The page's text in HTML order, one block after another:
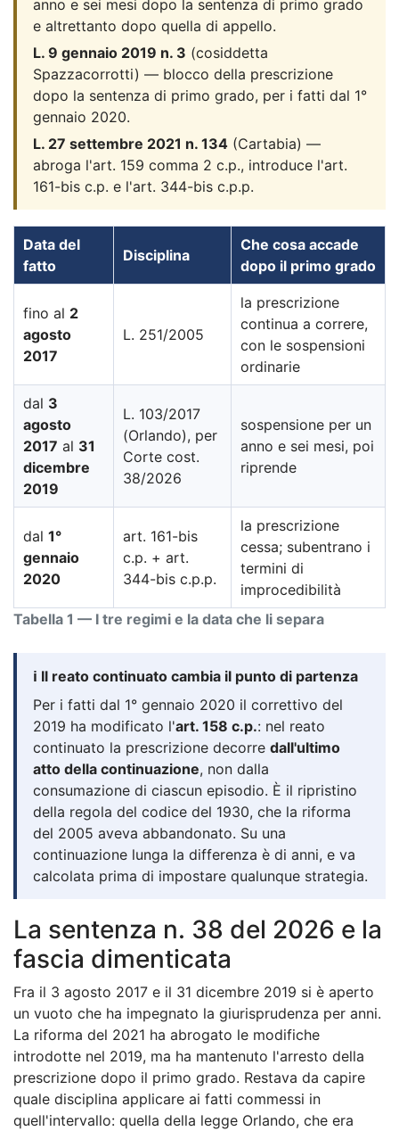
anno e sei mesi dopo la sentenza di primo grado
e altrettanto dopo quella di appello.
L. 9 gennaio 2019 n. 3 (cosiddetta
Spazzacorrotti) — blocco della prescrizione
dopo la sentenza di primo grado, per i fatti dal 1°
gennaio 2020.
L. 27 settembre 2021 n. 134 (Cartabia) —
abroga l'art. 159 comma 2 c.p., introduce l'art.
161-bis c.p. e l'art. 344-bis c.p.p.
Tabella 1 — I tre regimi e la data che li separa
Data del
fatto
Disciplina
Che cosa accade
dopo il primo grado
fino al 2
agosto
2017
L. 251/2005
la prescrizione
continua a correre,
con le sospensioni
ordinarie
dal 3
agosto
2017 al 31
dicembre
2019
L. 103/2017
(Orlando), per
Corte cost.
38/2026
sospensione per un
anno e sei mesi, poi
riprende
dal 1°
gennaio
2020
art. 161-bis
c.p. + art.
344-bis c.p.p.
la prescrizione
cessa; subentrano i
termini di
improcedibilità
ℹ️ Il reato continuato cambia il punto di partenza
Per i fatti dal 1° gennaio 2020 il correttivo del
2019 ha modificato l'art. 158 c.p.: nel reato
continuato la prescrizione decorre dall'ultimo
atto della continuazione, non dalla
consumazione di ciascun episodio. È il ripristino
della regola del codice del 1930, che la riforma
del 2005 aveva abbandonato. Su una
continuazione lunga la differenza è di anni, e va
calcolata prima di impostare qualunque strategia.
La sentenza n. 38 del 2026 e la
fascia dimenticata
Fra il 3 agosto 2017 e il 31 dicembre 2019 si è aperto
un vuoto che ha impegnato la giurisprudenza per anni.
La riforma del 2021 ha abrogato le modifiche
introdotte nel 2019, ma ha mantenuto l'arresto della
prescrizione dopo il primo grado. Restava da capire
quale disciplina applicare ai fatti commessi in
quell'intervallo: quella della legge Orlando, che era